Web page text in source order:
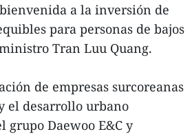
a la inversión de
para personas de bajos
Tran Luu Quang.
de empresas surcoreanas
el desarrollo urbano
grupo Daewoo E&C y